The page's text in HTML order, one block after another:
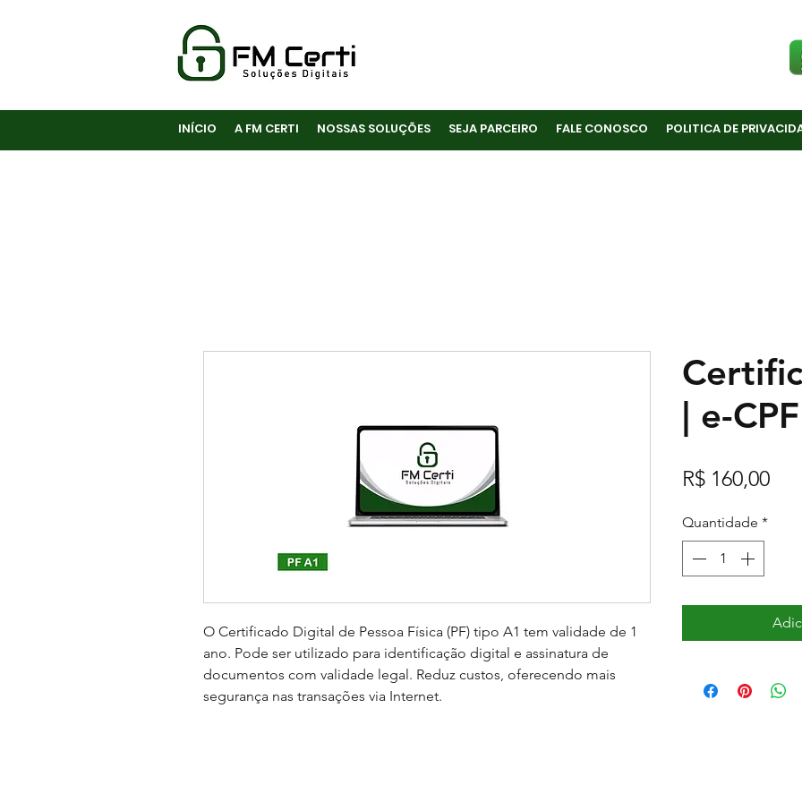
INÍCIO A FM CERTI NOSSAS SOLUÇÕES SEJA PARCEIRO FALE CONOSCO POLITICA DE
O Certificado Digital de Pessoa Física (PF) tipo A1 tem validade de 1
ano. Pode ser utilizado para identificação digital e assinatura de
documentos com validade legal. Reduz custos, oferecendo mais
segurança nas transações via Internet.
| e-
R$ 160,00
Quantidade *